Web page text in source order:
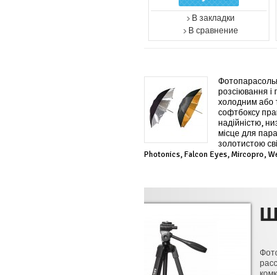
В закладки
В сравнение
розсіювання і
холодним або
софтбоксу
надійністю,
місце для
золотистою
Photonics, Falcon Eyes, Mircopro,
Штатив ARSENAL
Фото-видео штатив Arsenal - 3710 New Arsenal
рассчитанный на небольшой вес камеры.